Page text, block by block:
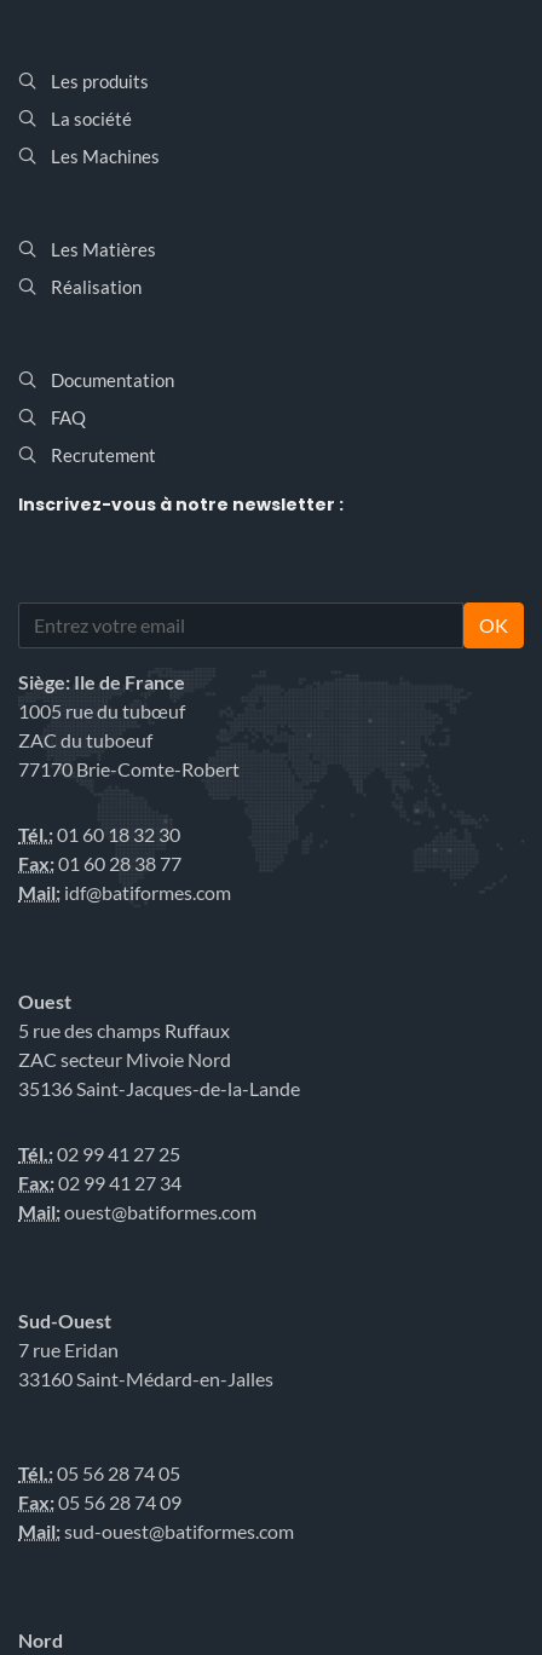
Les produits
La société
Les Machines
Les Matières
Réalisation
Documentation
FAQ
Recrutement
Inscrivez-vous à notre newsletter :
OK
Siège: Ile de France
1005 rue du tubœuf
ZAC du tuboeuf
77170 Brie-Comte-Robert
Tél.:01 60 18 32 30
Fax:01 60 28 38 77
Mail: idf@batiformes.com
Ouest
5 rue des champs Ruffaux
ZAC secteur Mivoie Nord
35136 Saint-Jacques-de-la-Lande
Tél.:02 99 41 27 25
Fax:02 99 41 27 34
Mail:ouest@batiformes.com
Sud-Ouest
7 rue Eridan
33160 Saint-Médard-en-Jalles
Tél.:05 56 28 74 05
Fax:05 56 28 74 09
Mail:sud-ouest@batiformes.com
Nord